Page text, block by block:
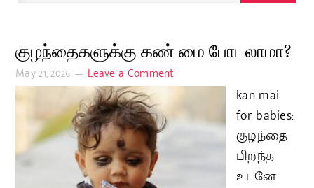
குழந்தைகளுக்கு கண் மை போடலாமா?
May 21, 2026 Leave a Comment
kan mai
for babies:
குழந்தை
பிறந்த
உடனே